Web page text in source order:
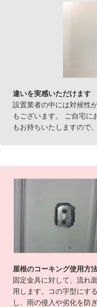
違いを実感いただけます
設置業者の中には対候性
もございます。 ご自宅に
もお持ちいたしますので
屋根のコーキング使用方
固定金具に対して、流れ
用します。コの字型にす
し、雨の侵入や劣化を防ぎ